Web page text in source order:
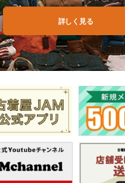
詳しく見る